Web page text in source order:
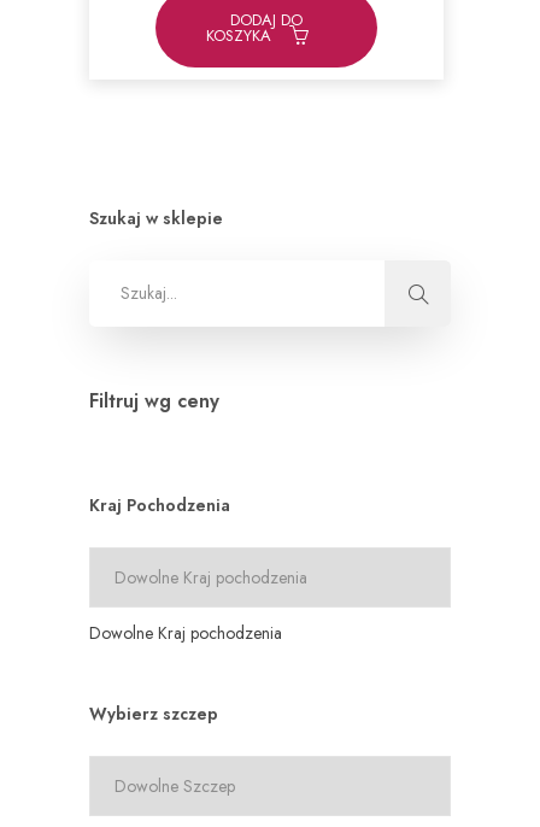
DODAJ DO
KOSZYKA
Szukaj w sklepie
Filtruj wg ceny
Kraj Pochodzenia
Dowolne Kraj pochodzenia
Wybierz szczep